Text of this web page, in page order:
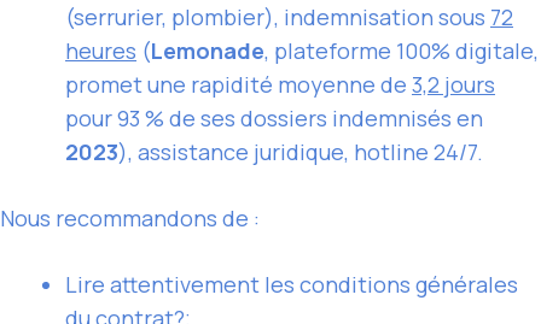
(serrurier, plombier), indemnisation sous 72
heures (Lemonade, plateforme 100% digitale,
promet une rapidité moyenne de 3,2 jours
pour 93 % de ses dossiers indemnisés en
2023), assistance juridique, hotline 24/7.
Nous recommandons de :
Lire attentivement les conditions générales
du contrat?;